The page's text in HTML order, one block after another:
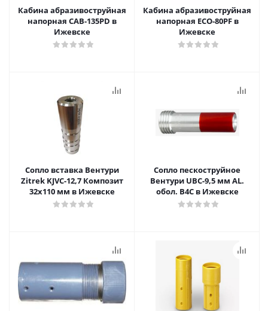
Кабина абразивоструйная
напорная CAB-135PD в
Ижевске
Кабина абразивоструйная
напорная ECO-80PF в
Ижевске
Сопло вставка Вентури
Zitrek KJVC-12,7 Композит
32х110 мм в Ижевске
Сопло пескоструйное
Вентури UBC-9,5 мм AL.
обол. В4С в Ижевске